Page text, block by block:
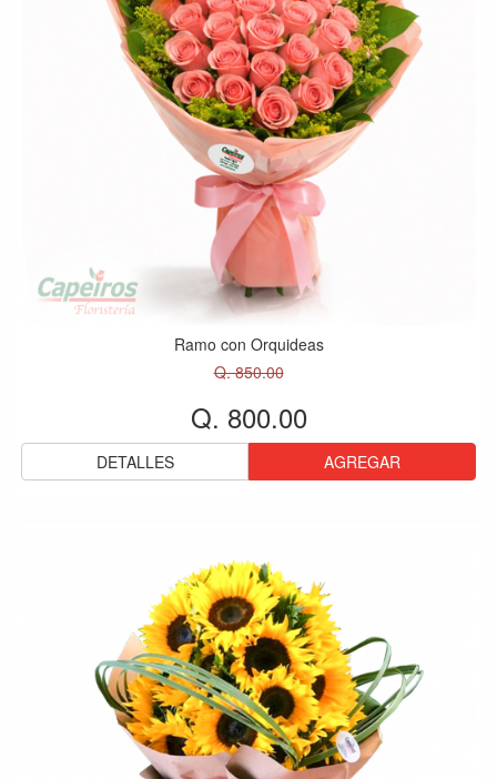
Ramo con Orquideas
Q. 850.00
Q. 800.00
DETALLES AGREGAR